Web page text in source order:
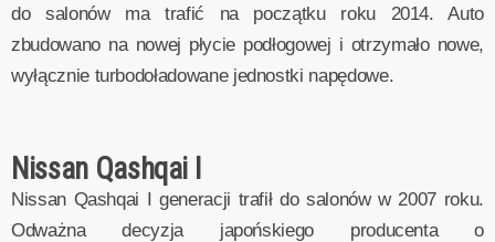
do salonów ma trafić na początku roku 2014. Auto
zbudowano na nowej płycie podłogowej i otrzymało nowe,
wyłącznie turbodoładowane jednostki napędowe.
Nissan Qashqai I
Nissan Qashqai I generacji trafił do salonów w 2007 roku.
Odważna decyzja japońskiego producenta o